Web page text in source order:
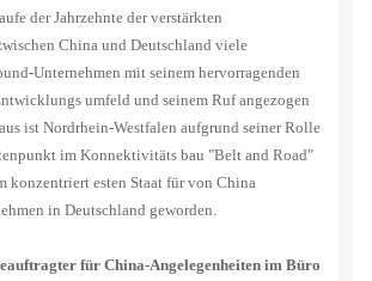
der Jahrzehnte der verstärkten
China und Deutschland viele
Unternehmen mit seinem hervorragenden
umfeld und seinem Ruf angezogen
ist Nordrhein-Westfalen aufgrund seiner Rolle
im Konnektivitäts bau "Belt and Road"
konzentriert esten Staat für von China
in Deutschland geworden.
für China-Angelegenheiten im Büro